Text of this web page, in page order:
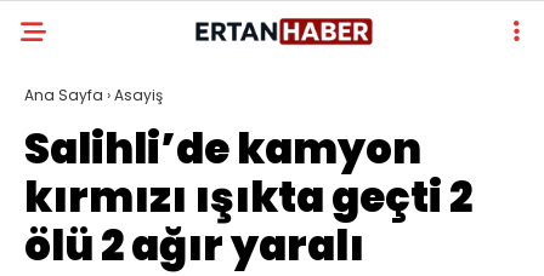
Ana Sayfa ›Asayiş
Salihli’de kamyon
kırmızı ışıkta geçti 2
ölü 2 ağır yaralı